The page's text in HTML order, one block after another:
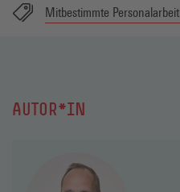
Mitbestimmte Personalarbeit
AUTOR*IN